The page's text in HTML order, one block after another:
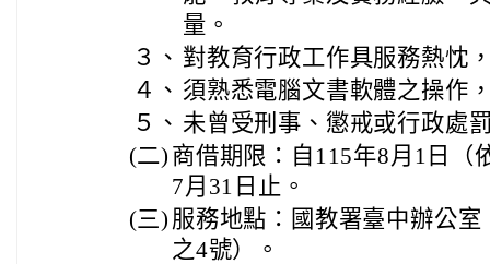
量。
３、 對教育行政工作具服務熱忱
４、 須熟悉電腦文書軟體之操作
５、 未曾受刑事、懲戒或行政處
(二) 商借期限：自115年8月1日（
7月31日止。
(三) 服務地點：國教署臺中辦公
之4號）。